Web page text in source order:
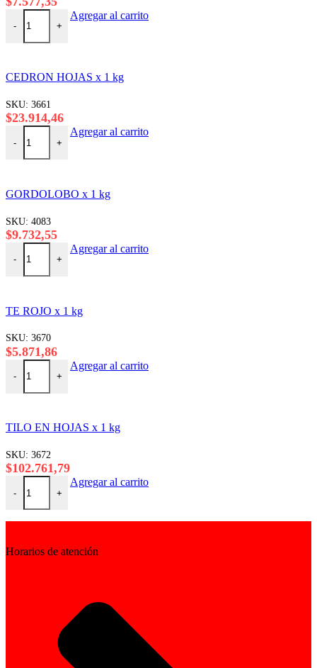
-
CARQUEJA x 1 kg cantidad
+
Agregar al carrito
CEDRON HOJAS x 1 kg
SKU: 3661
$23.914,46
-
CEDRON HOJAS x 1 kg cantidad
+
Agregar al carrito
GORDOLOBO x 1 kg
SKU: 4083
$9.732,55
-
GORDOLOBO x 1 kg cantidad
+
Agregar al carrito
TE ROJO x 1 kg
SKU: 3670
$5.871,86
-
TE ROJO x 1 kg cantidad
+
Agregar al carrito
TILO EN HOJAS x 1 kg
SKU: 3672
$102.761,79
-
TILO EN HOJAS x 1 kg cantidad
+
Agregar al carrito
Horarios de atención